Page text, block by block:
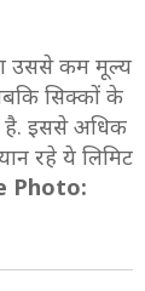
उससे कम मूल्य
सिक्कों के
है. इससे अधिक
रहे ये लिमिट
Photo: